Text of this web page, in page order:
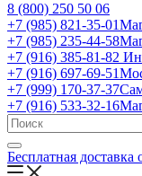
8 (800) 250 50 06
+7 (985) 821-35-01
+7 (985) 235-44-58
+7 (916) 385-81-82
+7 (916) 697-69-51
+7 (999) 170-37-37
+7 (916) 533-32-16
Бесплатная доставка